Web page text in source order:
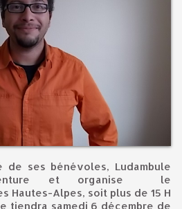
et organise le
Hautes-Alpes, soit plus de 15 H
tiendra samedi 6 décembre de